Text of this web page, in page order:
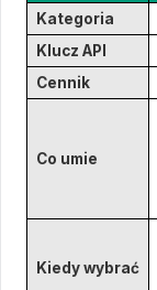
Kategoria
Klucz API
Cennik
Co umie
Kiedy wybrać